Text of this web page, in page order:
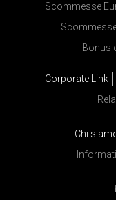
Scommesse
Bonus
Corporate Link
Chi